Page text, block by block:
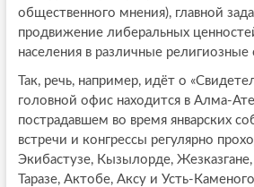
общественного мнения), главной
продвижение либеральных
населения в различные религиозные
Так, речь, например, идёт о
головной офис находится в Алма-
пострадавшем во время январских
встречи и конгрессы регулярно
Экибастузе, Кызылорде, Жезказгане,
Таразе, Актобе, Аксу и Усть-